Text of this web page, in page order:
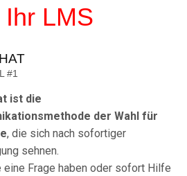
Ihr LMS
#1
ist die
der Wahl für
, die sich nach sofortiger
sehnen.
eine Frage haben oder sofort Hilfe